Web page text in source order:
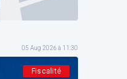
05 Aug 2026 à 11:30
Fiscalité